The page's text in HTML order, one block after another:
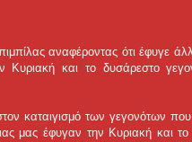
αναφέροντας ότι έφυγε
Κυριακή και το δυσάρεστο
καταιγισμό των γεγονότων
μας έφυγαν την Κυριακή και